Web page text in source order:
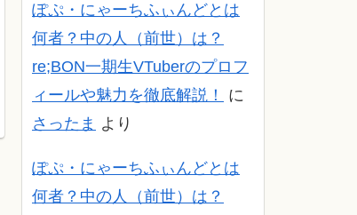
ぽぷ・にゃーちふぃんどとは
何者？中の人（前世）は？
re;BON一期生VTuberのプロフ
ィールや魅力を徹底解説！
に
さったま より
ぽぷ・にゃーちふぃんどとは
何者？中の人（前世）は？